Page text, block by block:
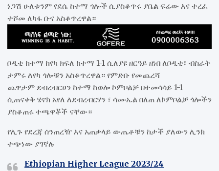
ነጋሽ ሁለቱንም የደሴ ከተማ ጎሎች ሲያስቆጥሩ ያቤል ፍሬው እና ተረፈ
ተሾመ ለካፋ ቡና አስቆጥረዋል።
ቦዲቲ ከተማ ከየካ ክፍለ ከተማ 1-1 ሲለያዩ ዘርዓይ ዘነበ ለቦዲቲ፣ ብስራት
ታምሩ ለየካ ጎሎቹን አስቆጥረዋል። የምድቡ የመጨረሻ
ጨዋታም ደብረብርሀን ከተማ ከወሎ ኮምቦልቻ በተመሳሳይ 1-1
ሲጠናቀቅ ሄኖክ አየለ ለደብረብርሃን ፣ ሳሙኤል በለጠ ለኮምቦልቻ ጎሎችን
ያስቆጠሩ ተጫዋቾች ናቸው።
የሊጉ የደረጃ ሰንጠረዥ እና አጠቃላይ ውጤቶቹን ከታች ያለውን ሊንክ
ተጭነው ያገኛሉ
Ethiopian Higher League 2023/24